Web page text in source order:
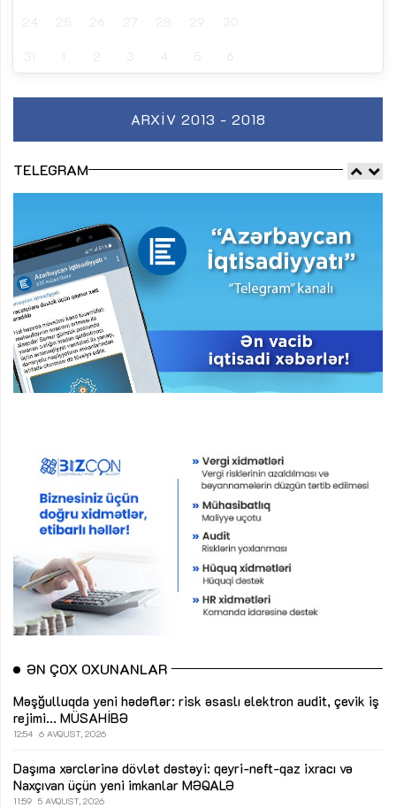
ARXIV 2013 - 2018
TELEGRAM
ƏN ÇOX OXUNANLAR
Məşğulluqda yeni hədəflər: risk əsaslı elektron audit, çevik iş
rejimi... MÜSAHİBƏ
12:54 6 AVQUST, 2026
Daşıma xərclərinə dövlət dəstəyi: qeyri-neft-qaz ixracı və
Naxçıvan üçün yeni imkanlar MƏQALƏ
11:59 5 AVQUST, 2026